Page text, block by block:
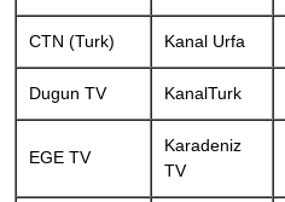
CTN (Turk) Kanal Urfa
Dugun TV KanalTurk
EGE TV
Karadeniz
TV